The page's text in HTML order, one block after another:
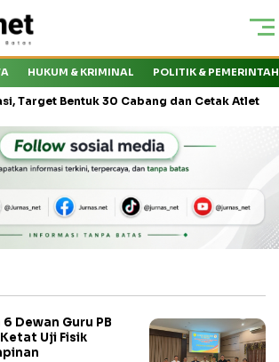
HUKUM & KRIMINAL POLITIK &
30 Cabang dan Cetak Atlet Nasional
Dewan Guru PB
Uji Fisik